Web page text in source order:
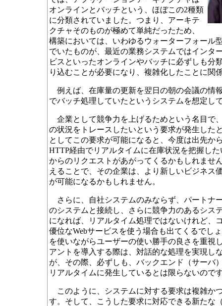
オンラインとバッチという、ほぼこの2種類
に分類されていました。つまり、アーキテ
クチャそのものが極めて単純だったため、
構築においては、いわゆるウォーターフォール
でいたものが、最近の業務システムではインタ
ビスといったオンラインやバッチに必ずしも分
り込むことが必要になり、複雑化したことに関
例えば、在庫量の更新を翌日の朝の会議の情
でバッチ処理していたというシステムを想定し
企業として競争力を上げるためという名目で
の状況をトレースしたいという要求が発生した
としてこの要求が可能になると、今度は出先か
HTTP経由でリアルタイムに在庫状況を把握し
からのリクエストがあがってくるかもしれませ
えることで、その企業は、より新しいビジネス
が可能になるかもしれません。
さらに、自社システムのみならず、パートナ
のシステムと接続し、さらに競争力のあるシス
になれば、リアルタイム処理ではないけれど、
優位なWebサービスを使う場合も出てくるでし
を使いながらユーザーの使い勝手の良さを重視
アントを導入する際は、対話的な処理を実現し
が、その際、必ずしも、バックエンド（サーバ
リアルタイムに発生しているとは限らないので
このように、システムに対する要求は複雑か
す。そして、こうした要求に対応できる新たな